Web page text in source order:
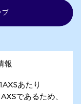
報
あたり
であるため、